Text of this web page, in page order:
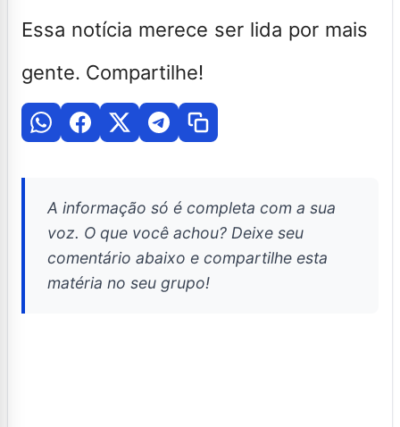
Essa notícia merece ser lida por mais
gente. Compartilhe!
A informação só é completa com a sua
voz. O que você achou? Deixe seu
comentário abaixo e compartilhe esta
matéria no seu grupo!